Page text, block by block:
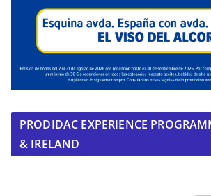
PRODIDAC EXPERIENCE
& IRELAND